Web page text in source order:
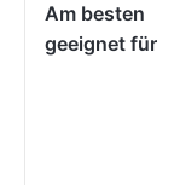
Am besten
geeignet für